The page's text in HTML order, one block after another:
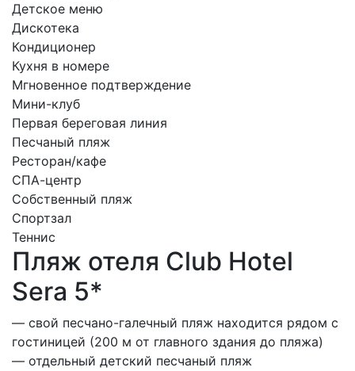
Детское меню
Дискотека
Кондиционер
Кухня в номере
Мгновенное подтверждение
Мини-клуб
Первая береговая линия
Песчаный пляж
Ресторан/кафе
СПА-центр
Собственный пляж
Спортзал
Теннис
Пляж отеля Club Hotel
Sera 5*
— свой песчано-галечный пляж находится рядом с
гостиницей (200 м от главного здания до пляжа)
— отдельный детский песчаный пляж